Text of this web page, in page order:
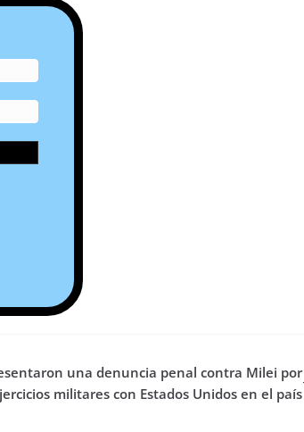
una denuncia penal contra Milei por
militares con Estados Unidos en el país